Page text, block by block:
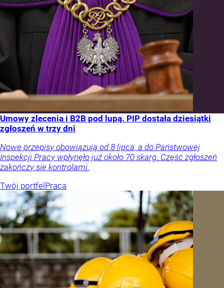
Umowy zlecenia i B2B pod lupą. PIP dostała dziesiątki
zgłoszeń w trzy dni
Nowe przepisy obowiązują od 8 lipca, a do Państwowej
Inspekcji Pracy wpłynęło już około 70 skarg. Część zgłoszeń
zakończy się kontrolami.
Twój portfel Praca